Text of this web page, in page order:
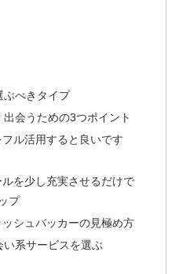
ぶべきタイプ
会うための3つポイント
ル活用すると良いです
を少し充実させるだけで
プ
シュバッカーの見極め方
系サービスを選ぶ